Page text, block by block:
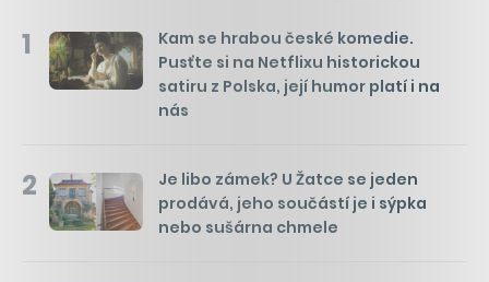
1
Kam se hrabou české komedie.
Pusťte si na Netflixu historickou
satiru z Polska, její humor platí i na
nás
2
Je libo zámek? U Žatce se jeden
prodává, jeho součástí je i sýpka
nebo sušárna chmele